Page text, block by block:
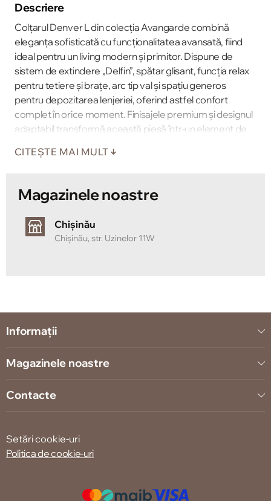
Descriere
Colţarul Denver L din colecţia Avangarde combină
eleganţa sofisticată cu funcţionalitatea avansată, fiind
ideal pentru un living modern şi primitor. Dispune de
sistem de extindere „Delfin”, spătar glisant, funcţia relax
pentru tetiere şi braţe, arc tip val şi spaţiu generos
pentru depozitarea lenjeriei, oferind astfel confort
complet în orice moment. Finisajele premium şi designul
adaptabil transformă această piesă într-un element de
organizat cu stil.
CITEȘTE MAI MULT
Magazinele noastre
Chișinău
Chișinău, str. Uzinelor 11W
Informații
Magazinele noastre
Contacte
Setări cookie-uri
Politica de cookie-uri